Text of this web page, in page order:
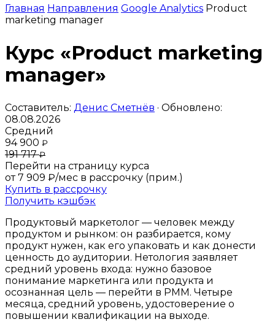
Главная Направления Google Analytics Product
marketing manager
Курс «Product marketing
manager»
Составитель: Денис Сметнёв · Обновлено:
08.08.2026
Средний
94 900 ₽
191 717₽
Перейти на страницу курса
от 7 909 ₽/мес в рассрочку (прим.)
Купить в рассрочку
Получить кэшбэк
Продуктовый маркетолог — человек между
продуктом и рынком: он разбирается, кому
продукт нужен, как его упаковать и как донести
ценность до аудитории. Нетология заявляет
средний уровень входа: нужно базовое
понимание маркетинга или продукта и
осознанная цель — перейти в PMM. Четыре
месяца, средний уровень, удостоверение о
повышении квалификации на выходе.